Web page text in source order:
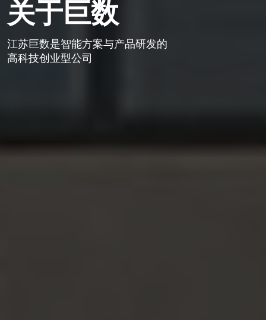
关于巨数
江苏巨数是智能方案与产品研发的
高科技创业型公司